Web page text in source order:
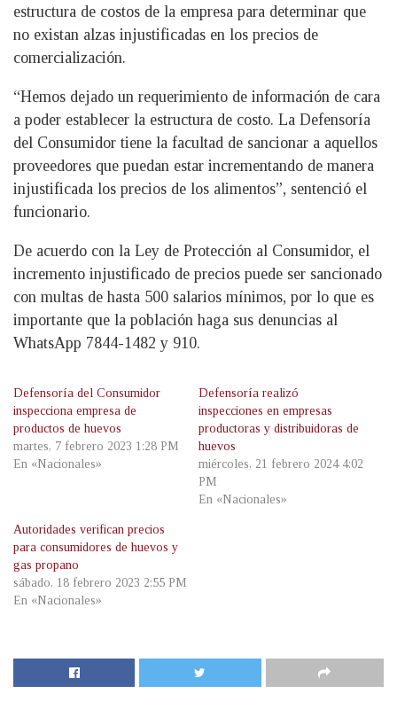
estructura de costos de la empresa para determinar que
no existan alzas injustificadas en los precios de
comercialización.
“Hemos dejado un requerimiento de información de cara
a poder establecer la estructura de costo. La Defensoría
del Consumidor tiene la facultad de sancionar a aquellos
proveedores que puedan estar incrementando de manera
injustificada los precios de los alimentos”, sentenció el
funcionario.
De acuerdo con la Ley de Protección al Consumidor, el
incremento injustificado de precios puede ser sancionado
con multas de hasta 500 salarios mínimos, por lo que es
importante que la población haga sus denuncias al
WhatsApp 7844-1482 y 910.
Defensoría del Consumidor
inspecciona empresa de
productos de huevos
martes, 7 febrero 2023 1:28 PM
En «Nacionales»
Defensoría realizó
inspecciones en empresas
productoras y distribuidoras de
huevos
miércoles, 21 febrero 2024 4:02
PM
En «Nacionales»
Autoridades verifican precios
para consumidores de huevos y
gas propano
sábado, 18 febrero 2023 2:55 PM
En «Nacionales»